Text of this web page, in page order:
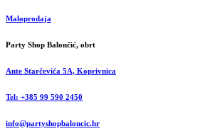
Maloprodaja
Party Shop Balončić, obrt
Ante Starčevića 5A, Koprivnica
Tel: +385 99 590 2450
info@partyshopbaloncic.hr